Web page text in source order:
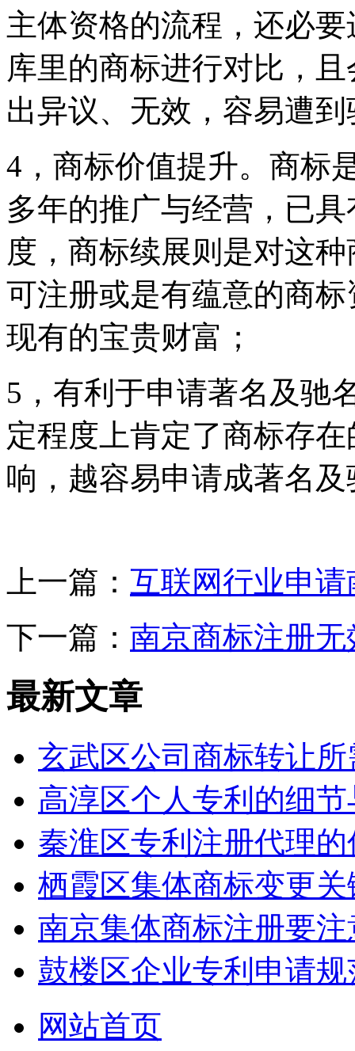
主体资格的流程，还必
库里的商标进行对比，
出异议、无效，容易遭
4，商标价值提升。商标
多年的推广与经营，已
度，商标续展则是对这
可注册或是有蕴意的商
现有的宝贵财富；
5，有利于申请著名及驰
定程度上肯定了商标存
响，越容易申请成著名
上一篇： 互联网行业申
下一篇： 南京商标注册
最新文章
玄武区公司商标转让
高淳区个人专利的细
秦淮区专利注册代理的
栖霞区集体商标变更
南京集体商标注册要
鼓楼区企业专利申请
网站首页